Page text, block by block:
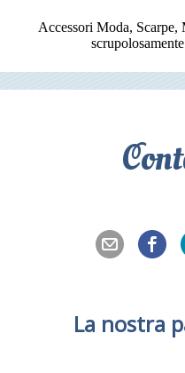
Accessori Moda,
La nostra